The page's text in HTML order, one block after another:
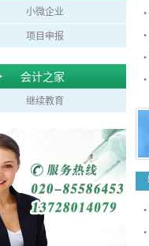
小微企业
项目申报
会计之家
继续教育
•
•
•
•
•
•